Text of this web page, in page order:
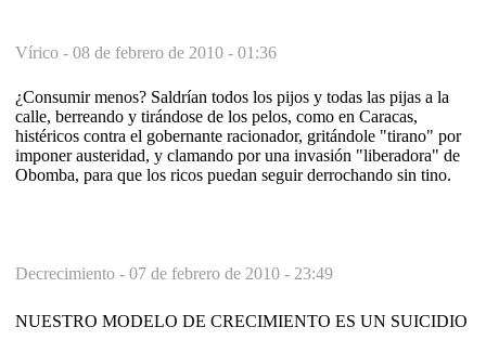
Vírico - 08 de febrero de 2010 - 01:36
¿Consumir menos? Saldrían todos los pijos y todas las pijas a la
calle, berreando y tirándose de los pelos, como en Caracas,
histéricos contra el gobernante racionador, gritándole "tirano" por
imponer austeridad, y clamando por una invasión "liberadora" de
Obomba, para que los ricos puedan seguir derrochando sin tino.
Decrecimiento - 07 de febrero de 2010 - 23:49
NUESTRO MODELO DE CRECIMIENTO ES UN SUICIDIO